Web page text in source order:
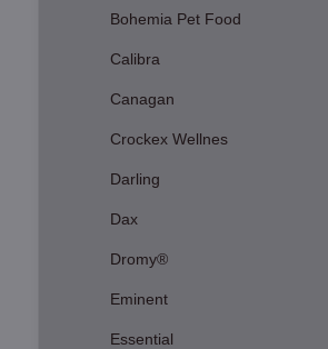
Bohemia Pet Food
Calibra
Canagan
Crockex Wellnes
Darling
Dax
Dromy®
Eminent
Essential